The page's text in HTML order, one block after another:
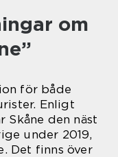
om
för både
Enligt
Skåne den näst
under 2019,
Det finns över